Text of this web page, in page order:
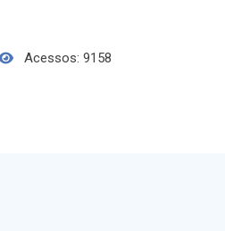
Acessos: 9158